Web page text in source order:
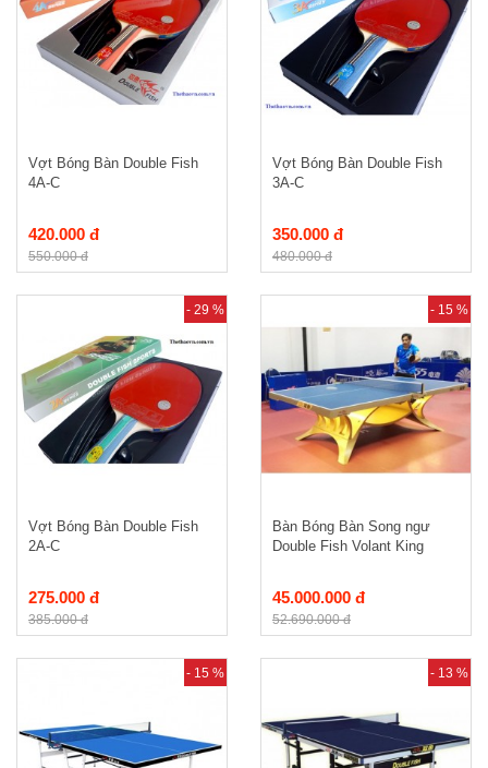
Vợt Bóng Bàn Double Fish
4A-C
420.000 đ
550.000 đ
Vợt Bóng Bàn Double Fish
3A-C
350.000 đ
480.000 đ
- 29 %
Vợt Bóng Bàn Double Fish
2A-C
275.000 đ
385.000 đ
- 15 %
Bàn Bóng Bàn Song ngư
Double Fish Volant King
45.000.000 đ
52.690.000 đ
- 15 % - 13 %